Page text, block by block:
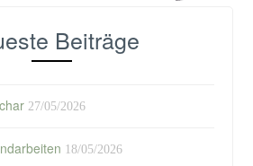
Beiträge
27/05/2026
18/05/2026